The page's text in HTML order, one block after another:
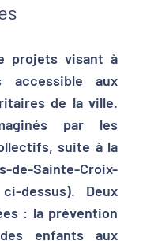
projets visant à
accessible aux
de la ville.
par les
suite à la
de-Sainte-Croix-
dessus). Deux
: la prévention
enfants aux